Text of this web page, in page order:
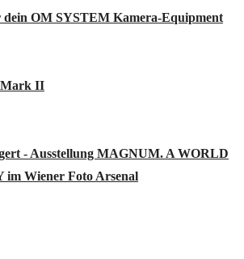
dein OM SYSTEM Kamera-Equipment
Mark II
- Ausstellung MAGNUM. A WORLD
im Wiener Foto Arsenal